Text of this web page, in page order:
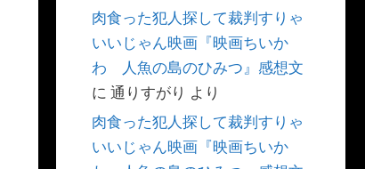
肉食った犯人探して裁判すりゃ
いいじゃん映画『映画ちいか
わ 人魚の島のひみつ』感想文
に 通りすがり より
肉食った犯人探して裁判すりゃ
いいじゃん映画『映画ちいか